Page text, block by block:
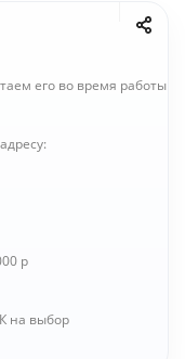
его во время работы
р
на выбор